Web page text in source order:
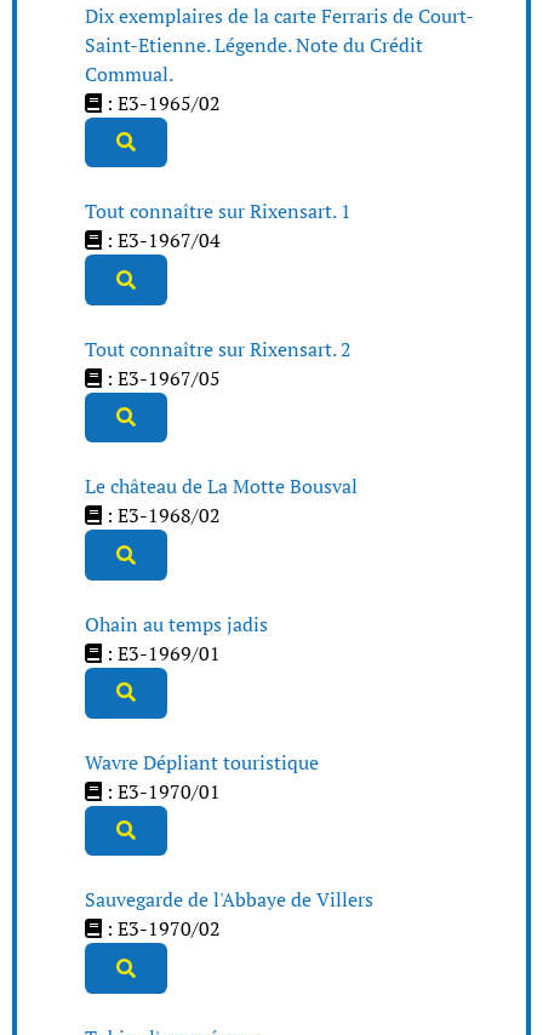
Dix exemplaires de la carte Ferraris de Court-
Saint-Etienne. Légende. Note du Crédit
Commual.
: E3-1965/02
Tout connaître sur Rixensart. 1
: E3-1967/04
Tout connaître sur Rixensart. 2
: E3-1967/05
Le château de La Motte Bousval
: E3-1968/02
Ohain au temps jadis
: E3-1969/01
Wavre Dépliant touristique
: E3-1970/01
Sauvegarde de l'Abbaye de Villers
: E3-1970/02